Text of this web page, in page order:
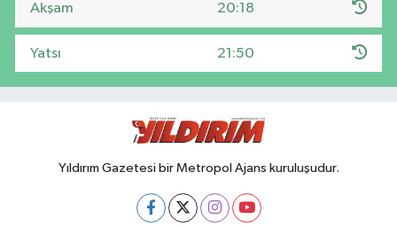
Akşam 20:18
Yatsı 21:50
Yıldırım Gazetesi bir Metropol Ajans kuruluşudur.